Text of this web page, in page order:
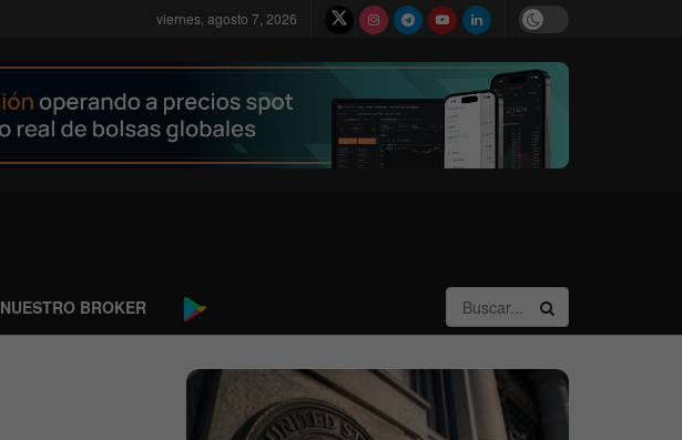
viernes, agosto 7, 2026
NUESTRO BROKER